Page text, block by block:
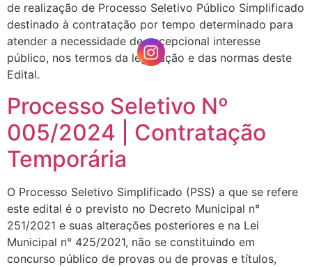
de realização de Processo Seletivo Público Simplificado
destinado à contratação por tempo determinado para
atender a necessidade de excepcional interesse
público, nos termos da legislação e das normas deste
Edital.
Processo Seletivo Nº
005/2024 | Contratação
Temporária
O Processo Seletivo Simplificado (PSS) a que se refere
este edital é o previsto no Decreto Municipal n°
251/2021 e suas alterações posteriores e na Lei
Municipal n° 425/2021, não se constituindo em
concurso público de provas ou de provas e títulos,